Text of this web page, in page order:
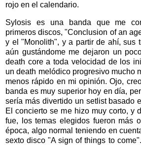
rojo en el calendario.
Sylosis es una banda que me
primeros discos, "Conclusion of an
y el "Monolith", y a partir de ahí, sus
aún gustándome me dejaron un
death core a toda velocidad de los
un death melódico progresivo mucho
menos rápido en mi opinión. Ojo,
banda es muy superior hoy en día,
sería más divertido un setlist basado
El concierto se me hizo muy corto, y
fue, los temas elegidos fueron más
época, algo normal teniendo en
sexto disco "A sign of things to